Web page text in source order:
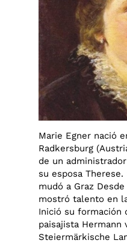
Marie Egner nació
Radkersburg
de un
su esposa
mudó a Graz
mostró talento en
Inició su formación
paisajista Hermann
Steiermärkische